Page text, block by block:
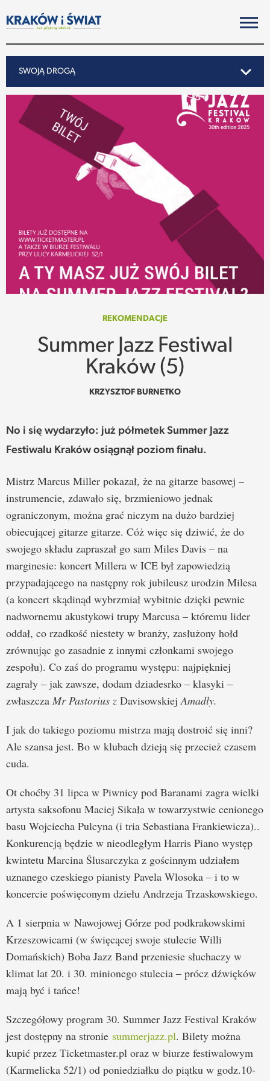
SWOJĄ DROGĄ
SWOJĄ DROGĄ
REPORTAŻ
SUBIEKTYWNIE
SPOTKANIE
REKOMENDACJE
PODCAST
REKOMENDACJE
Summer Jazz Festiwal
Kraków (5)
KRZYSZTOF BURNETKO
No i się wydarzyło: już półmetek Summer Jazz
Festiwalu Kraków osiągnął poziom finału.
Mistrz Marcus Miller pokazał, że na gitarze basowej –
instrumencie, zdawało się, brzmieniowo jednak
ograniczonym, można grać niczym na dużo bardziej
obiecującej gitarze gitarze. Cóż więc się dziwić, że do
swojego składu zapraszał go sam Miles Davis – na
marginesie: koncert Millera w ICE był zapowiedzią
przypadającego na następny rok jubileusz urodzin Milesa
(a koncert skądinąd wybrzmiał wybitnie dzięki pewnie
nadwornemu akustykowi trupy Marcusa – któremu lider
oddał, co rzadkość niestety w branży, zasłużony hołd
zrównując go zasadnie z innymi członkami swojego
zespołu). Co zaś do programu występu: najpiękniej
zagrały – jak zawsze, dodam dziadesrko – klasyki –
zwłaszcza Mr Pastorius z DavisowskiejAmadly.
I jak do takiego poziomu mistrza mają dostroić się inni?
Ale szansa jest. Bo w klubach dzieją się przecież czasem
cuda.
Ot choćby 31 lipca w Piwnicy pod Baranami zagra wielki
artysta saksofonu Maciej Sikała w towarzystwie cenionego
basu Wojciecha Pulcyna (i tria Sebastiana Frankiewicza)..
Konkurencją będzie w nieodległym Harris Piano występ
kwintetu Marcina Ślusarczyka z gościnnym udziałem
uznanego czeskiego pianisty Pavela Wlosoka – i to w
koncercie poświęconym dziełu Andrzeja Trzaskowskiego.
A 1 sierpnia w Nawojowej Górze pod podkrakowskimi
Krzeszowicami (w święcącej swoje stulecie Willi
Domańskich) Boba Jazz Band przeniesie słuchaczy w
klimat lat 20. i 30. minionego stulecia – prócz dźwięków
mają być i tańce!
Szczegółowy program 30. Summer Jazz Festival Kraków
jest dostępny na stronie summerjazz.pl. Bilety można
kupić przez Ticketmaster.pl oraz w biurze festiwalowym
(Karmelicka 52/1) od poniedziałku do piątku w godz.10-